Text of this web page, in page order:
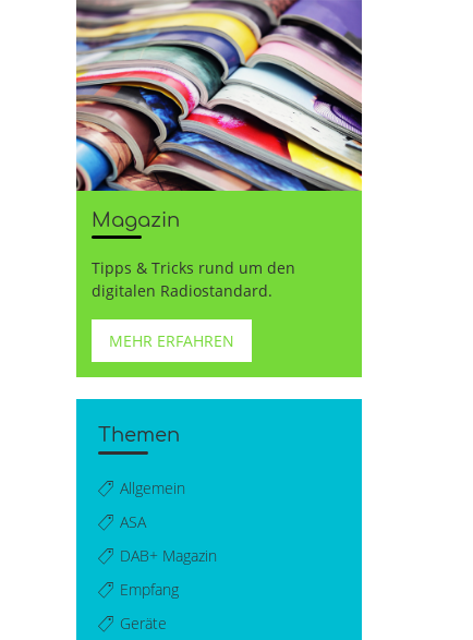
Magazin
Tipps & Tricks rund um den
digitalen Radiostandard.
MEHR ERFAHREN
Themen
Allgemein
ASA
DAB+ Magazin
Empfang
Geräte